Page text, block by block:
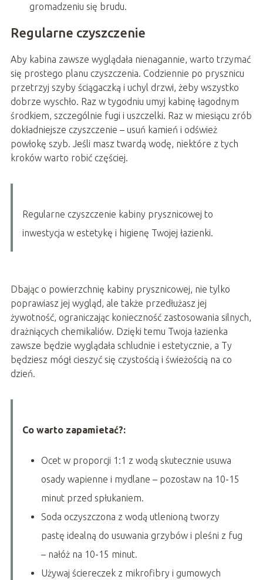
gromadzeniu się brudu.
Regularne czyszczenie
Aby kabina zawsze wyglądała nienagannie, warto trzymać
się prostego planu czyszczenia. Codziennie po prysznicu
przetrzyj szyby ściągaczką i uchyl drzwi, żeby wszystko
dobrze wyschło. Raz w tygodniu umyj kabinę łagodnym
środkiem, szczególnie fugi i uszczelki. Raz w miesiącu zrób
dokładniejsze czyszczenie – usuń kamień i odśwież
powłokę szyb. Jeśli masz twardą wodę, niektóre z tych
kroków warto robić częściej.
Regularne czyszczenie kabiny prysznicowej to
inwestycja w estetykę i higienę Twojej łazienki.
Dbając o powierzchnię kabiny prysznicowej, nie tylko
poprawiasz jej wygląd, ale także przedłużasz jej
żywotność, ograniczając konieczność zastosowania silnych,
drażniących chemikaliów. Dzięki temu Twoja łazienka
zawsze będzie wyglądała schludnie i estetycznie, a Ty
będziesz mógł cieszyć się czystością i świeżością na co
dzień.
Co warto zapamietać?:
Ocet w proporcji 1:1 z wodą skutecznie usuwa
osady wapienne i mydlane – pozostaw na 10-15
minut przed spłukaniem.
Soda oczyszczona z wodą utlenioną tworzy
pastę idealną do usuwania grzybów i pleśni z fug
– nałóż na 10-15 minut.
Używaj ściereczek z mikrofibry i gumowych